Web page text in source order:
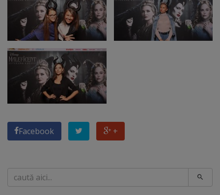
Facebook +
Caută